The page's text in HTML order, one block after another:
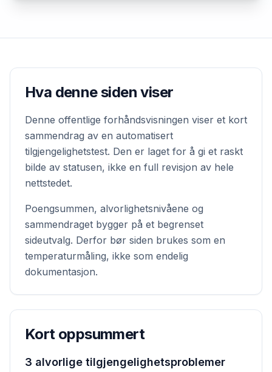
Hva denne siden viser
Denne offentlige forhåndsvisningen viser et kort
sammendrag av en automatisert
tilgjengelighetstest. Den er laget for å gi et raskt
bilde av statusen, ikke en full revisjon av hele
nettstedet.
Poengsummen, alvorlighetsnivåene og
sammendraget bygger på et begrenset
sideutvalg. Derfor bør siden brukes som en
temperaturmåling, ikke som endelig
dokumentasjon.
Kort oppsummert
3 alvorlige tilgjengelighetsproblemer